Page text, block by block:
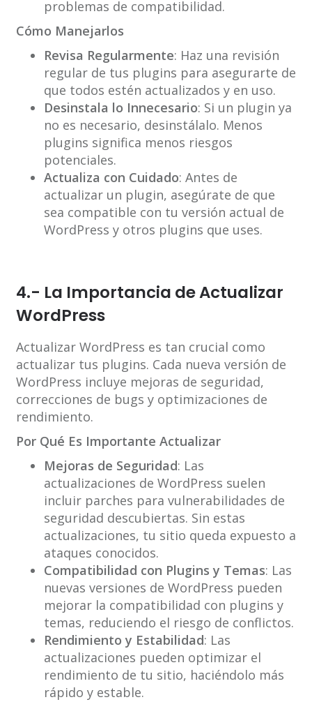
problemas de compatibilidad.
Cómo Manejarlos
Revisa Regularmente: Haz una revisión
regular de tus plugins para asegurarte de
que todos estén actualizados y en uso.
Desinstala lo Innecesario: Si un plugin ya
no es necesario, desinstálalo. Menos
plugins significa menos riesgos
potenciales.
Actualiza con Cuidado: Antes de
actualizar un plugin, asegúrate de que
sea compatible con tu versión actual de
WordPress y otros plugins que uses.
4.- La Importancia de Actualizar
WordPress
Actualizar WordPress es tan crucial como
actualizar tus plugins. Cada nueva versión de
WordPress incluye mejoras de seguridad,
correcciones de bugs y optimizaciones de
rendimiento.
Por Qué Es Importante Actualizar
Mejoras de Seguridad: Las
actualizaciones de WordPress suelen
incluir parches para vulnerabilidades de
seguridad descubiertas. Sin estas
actualizaciones, tu sitio queda expuesto a
ataques conocidos.
Compatibilidad con Plugins y Temas: Las
nuevas versiones de WordPress pueden
mejorar la compatibilidad con plugins y
temas, reduciendo el riesgo de conflictos.
Rendimiento y Estabilidad: Las
actualizaciones pueden optimizar el
rendimiento de tu sitio, haciéndolo más
rápido y estable.